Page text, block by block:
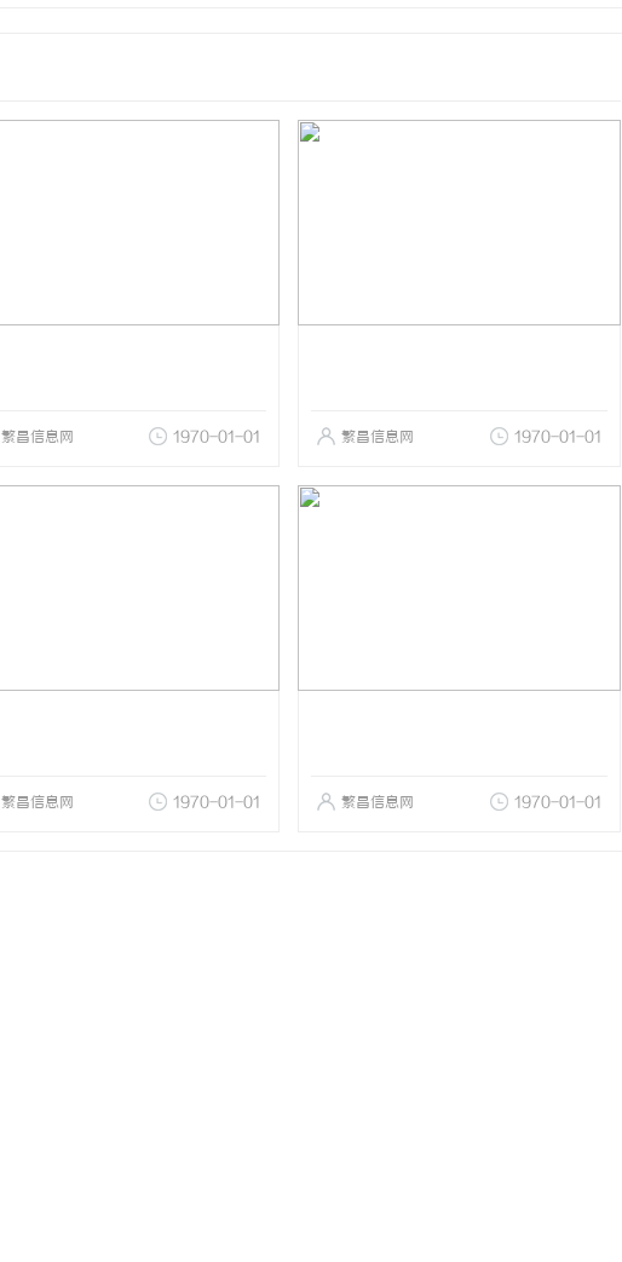
繁昌信息网 1970-01-01 繁昌信息网 1970-01-01
繁昌信息网 1970-01-01 繁昌信息网 1970-01-01